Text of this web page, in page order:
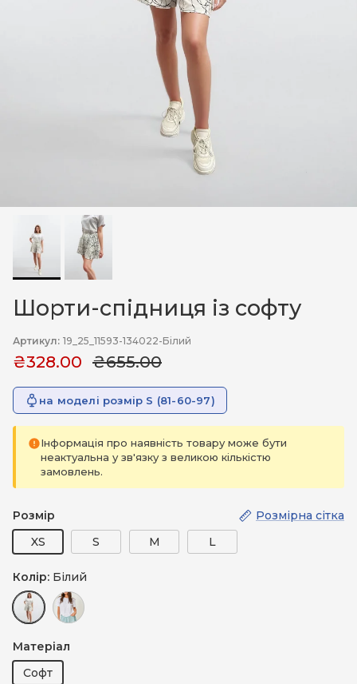
Шорти-спідниця із софту
Артикул: 19_25_11593-134022-Білий
₴328.00 ₴655.00
на моделі розмір S (81-60-97)
Інформація про наявність товару може бути
неактуальна у зв'язку з великою кількістю
замовлень.
Розмір
Розмірна сітка
XS
S M L
Колір: Білий
Матеріал
Софт